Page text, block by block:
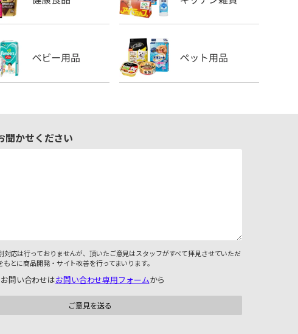
聞かせください
対応は行っておりませんが、頂いたご意見はスタッフがすべて拝見させていただ
もとに商品開発・サイト改善を行ってまいります。
問い合わせはお問い合わせ専用フォームから